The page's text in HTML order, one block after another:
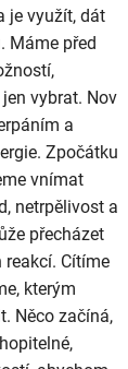
je využít, dát
Máme před
vybrat. Nov
a
Zpočátku
vnímat
netrpělivost a
přecházet
reakcí. Cítíme
kterým
Něco začíná,